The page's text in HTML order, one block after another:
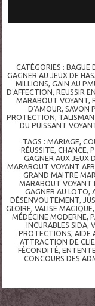
CATÉGORIES : BAGUE
GAGNER AU JEUX DE
MILLIONS,GAIN AU
D'AFFECTION,REUSSIR
MARABOUT VOYANT,
D'AMOUR,SAVON
PROTECTION,
DU PUISSANT
TAGS :MARIAGE,
RÉUSSITE, CHANCE,
GAGNER AUX JEUX
MARABOUT VOYANT
GRAND MAITRE
MARABOUT VOYANT
GAGNER AU LOTO,
DÉSENVOUTEMENT,
GLOIRE,VALISE MAGIQUE
MÉDÉCINE MODERNE,
INCURABLES SIDA,
PROTECTIONS,AIDE
ATTRACTION DE
FÉCONDITÉ,
CONCOURS DES